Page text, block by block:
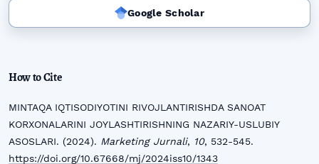
Google Scholar
How to Cite
MINTAQA IQTISODIYOTINI RIVOJLANTIRISHDA SANOAT
KORXONALARINI JOYLASHTIRISHNING NAZARIY-USLUBIY
ASOSLARI. (2024). Marketing Jurnali, 10, 532-545.
https://doi.org/10.67668/mj/2024iss10/1343